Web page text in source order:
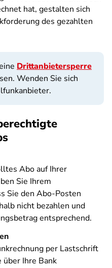
hat, gestalten sich
des gezahlten
Drittanbietersperre
Wenden Sie sich
Abo auf Ihrer
Sie Ihrem
Sie den Abo-Posten
nicht bezahlen und
entsprechend.
per Lastschrift
über Ihre Bank